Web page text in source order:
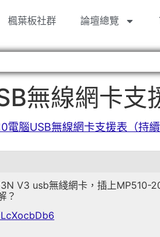
楓葉板社群 論壇總覽
無線網卡支
電腦USB無線網卡支援表（持續
V3 usb無綫網卡，插上
？